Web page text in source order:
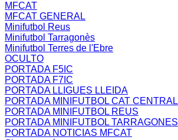
MFCAT
MFCAT GENERAL
Minifutbol Reus
Minifutbol Tarragonès
Minifutbol Terres de l'Ebre
OCULTO
PORTADA F5IC
PORTADA F7IC
PORTADA LLIGUES LLEIDA
PORTADA MINIFUTBOL CAT CENTRAL
PORTADA MINIFUTBOL REUS
PORTADA MINIFUTBOL TARRAGONES
PORTADA NOTICIAS MFCAT